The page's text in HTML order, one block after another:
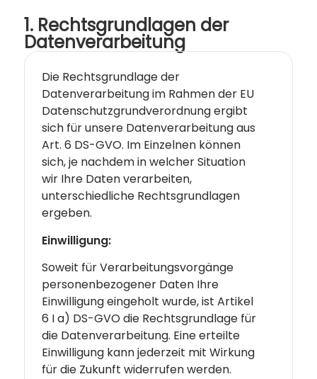
1. Rechtsgrundlagen der
Datenverarbeitung
Die Rechtsgrundlage der
Datenverarbeitung im Rahmen der EU
Datenschutzgrundverordnung ergibt
sich für unsere Datenverarbeitung aus
Art. 6 DS-GVO. Im Einzelnen können
sich, je nachdem in welcher Situation
wir Ihre Daten verarbeiten,
unterschiedliche Rechtsgrundlagen
ergeben.
Einwilligung:
Soweit für Verarbeitungsvorgänge
personenbezogener Daten Ihre
Einwilligung eingeholt wurde, ist Artikel
6 I a) DS-GVO die Rechtsgrundlage für
die Datenverarbeitung. Eine erteilte
Einwilligung kann jederzeit mit Wirkung
für die Zukunft widerrufen werden.